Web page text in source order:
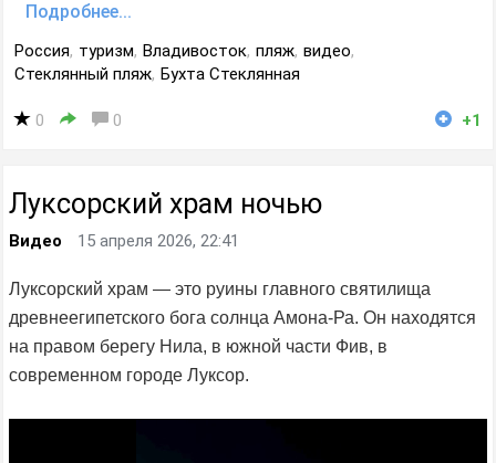
Подробнее...
Россия, туризм, Владивосток, пляж, видео,
Стеклянный пляж, Бухта Стеклянная
0 0 +1
Луксорский храм ночью
Видео 15 апреля 2026, 22:41
Луксорский храм — это руины главного святилища
древнеегипетского бога солнца Амона-Ра. Он находятся
на правом берегу Нила, в южной части Фив, в
современном городе Луксор.